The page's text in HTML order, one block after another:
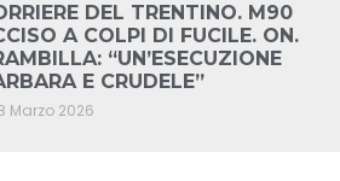
DEL TRENTINO. M90
A COLPI DI FUCILE. ON.
“UN’ESECUZIONE
E CRUDELE”
Marzo 2026